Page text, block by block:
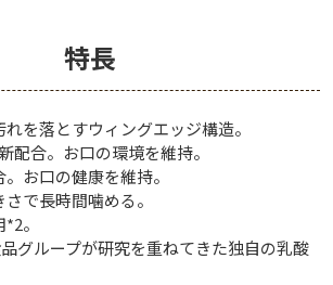
特長
を落とすウィングエッジ構造。
配合。お口の環境を維持。
お口の健康を維持。
で長時間噛める。
。
グループが研究を重ねてきた独自の乳酸